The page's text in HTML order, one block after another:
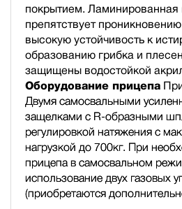
покрытием. Ламинированная
препятствует
высокую устойчивость к
образованию грибка и
защищены водостойкой
Оборудование прицепа
Двумя самосвальными
защелками с R-образными
регулировкой натяжения с
нагрузкой до 700кг. При
прицепа в самосвальном
использование двух газовых
(приобретаются